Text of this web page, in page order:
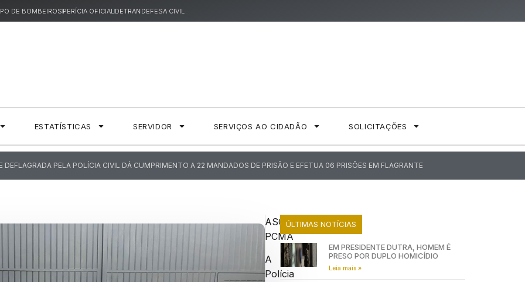
DE BOMBEIROSPERÍCIA OFICIALDETRANDEFESA CIVIL
ESTATÍSTICAS SERVIDOR SERVIÇOS AO CIDADÃO SOLICITAÇÕES
DEFLAGRADA PELA POLÍCIA CIVIL DÁ CUMPRIMENTO A 22 MANDADOS DE PRISÃO E EFETUA 06 PRISÕES EM FLAGRANTE
ASCOM
PCMA
A
Polícia
ÚLTIMAS NOTÍCIAS
EM PRESIDENTE DUTRA, HOMEM É
PRESO POR DUPLO HOMICÍDIO
Leia mais »